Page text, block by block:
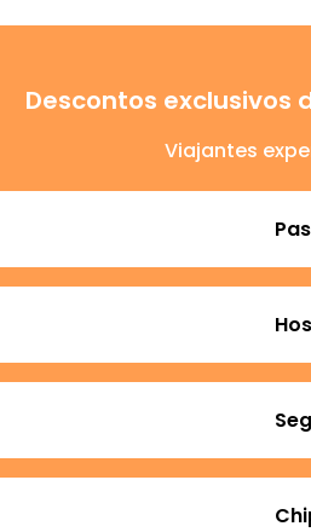
Descontos exclusivos
Viajantes